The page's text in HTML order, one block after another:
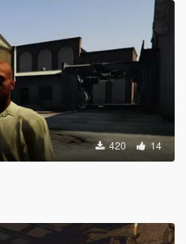
420 14